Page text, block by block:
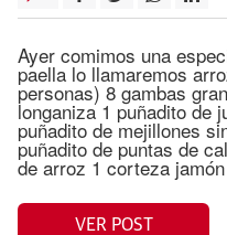
Ayer comimos una
paella lo llamaremos
personas) 8 gambas
longaniza 1 puñadito de
puñadito de mejillones
puñadito de puntas de
de arroz 1 corteza
VER POST